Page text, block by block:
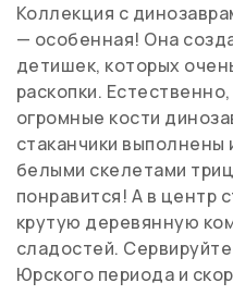
Коллекция с
— особенная! Она
детишек, которых
раскопки.
огромные кости
стаканчики выполнены
белыми скелетами
понравится! А в центр
крутую деревянную
сладостей.
Юрского периода и